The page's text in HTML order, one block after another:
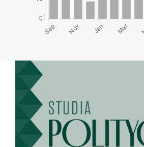
Cover image